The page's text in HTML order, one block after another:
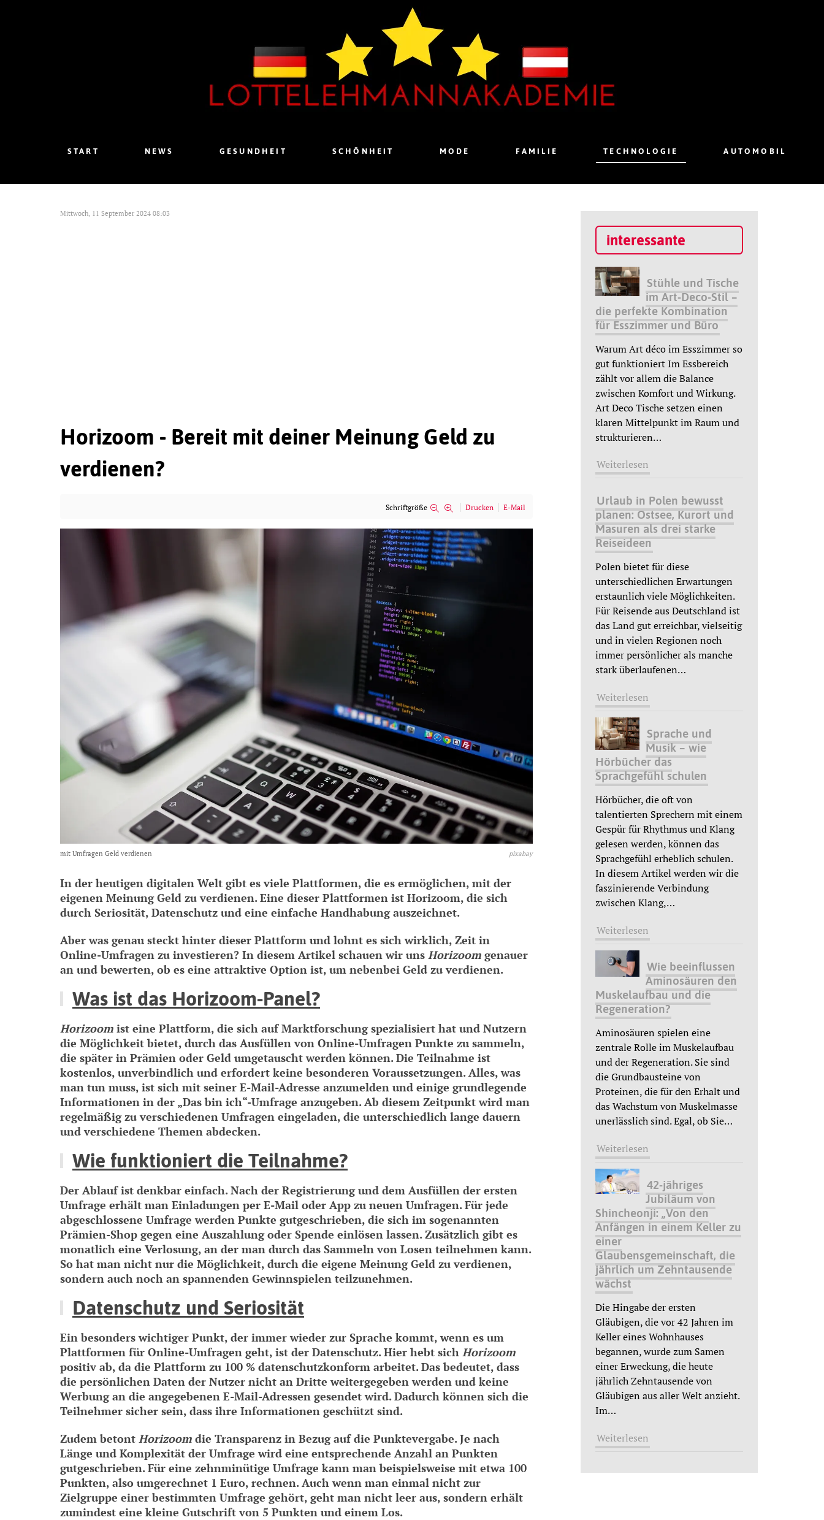
START NEWS GESUNDHEIT SCHÖNHEIT MODE FAMILIE TECHNOLOGIE AUTOMOBIL
Mittwoch, 11 September 2024 08:03
Horizoom - Bereit mit deiner Meinung Geld zu
verdienen?
Schriftgröße Drucken E-Mail
mit Umfragen Geld verdienen pixabay
In der heutigen digitalen Welt gibt es viele Plattformen, die es ermöglichen, mit der
eigenen Meinung Geld zu verdienen. Eine dieser Plattformen ist Horizoom, die sich
durch Seriosität, Datenschutz und eine einfache Handhabung auszeichnet.
Aber was genau steckt hinter dieser Plattform und lohnt es sich wirklich, Zeit in
Online-Umfragen zu investieren? In diesem Artikel schauen wir uns Horizoom genauer
an und bewerten, ob es eine attraktive Option ist, um nebenbei Geld zu verdienen.
Was ist das Horizoom-Panel?
Horizoom ist eine Plattform, die sich auf Marktforschung spezialisiert hat und Nutzern
die Möglichkeit bietet, durch das Ausfüllen von Online-Umfragen Punkte zu sammeln,
die später in Prämien oder Geld umgetauscht werden können. Die Teilnahme ist
kostenlos, unverbindlich und erfordert keine besonderen Voraussetzungen. Alles, was
man tun muss, ist sich mit seiner E-Mail-Adresse anzumelden und einige grundlegende
Informationen in der „Das bin ich“-Umfrage anzugeben. Ab diesem Zeitpunkt wird man
regelmäßig zu verschiedenen Umfragen eingeladen, die unterschiedlich lange dauern
und verschiedene Themen abdecken.
Wie funktioniert die Teilnahme?
Der Ablauf ist denkbar einfach. Nach der Registrierung und dem Ausfüllen der ersten
Umfrage erhält man Einladungen per E-Mail oder App zu neuen Umfragen. Für jede
abgeschlossene Umfrage werden Punkte gutgeschrieben, die sich im sogenannten
Prämien-Shop gegen eine Auszahlung oder Spende einlösen lassen. Zusätzlich gibt es
monatlich eine Verlosung, an der man durch das Sammeln von Losen teilnehmen kann.
So hat man nicht nur die Möglichkeit, durch die eigene Meinung Geld zu verdienen,
sondern auch noch an spannenden Gewinnspielen teilzunehmen.
Datenschutz und Seriosität
Ein besonders wichtiger Punkt, der immer wieder zur Sprache kommt, wenn es um
Plattformen für Online-Umfragen geht, ist der Datenschutz. Hier hebt sich Horizoom
positiv ab, da die Plattform zu 100 % datenschutzkonform arbeitet. Das bedeutet, dass
die persönlichen Daten der Nutzer nicht an Dritte weitergegeben werden und keine
Werbung an die angegebenen E-Mail-Adressen gesendet wird. Dadurch können sich die
Teilnehmer sicher sein, dass ihre Informationen geschützt sind.
Zudem betont Horizoom die Transparenz in Bezug auf die Punktevergabe. Je nach
Länge und Komplexität der Umfrage wird eine entsprechende Anzahl an Punkten
gutgeschrieben. Für eine zehnminütige Umfrage kann man beispielsweise mit etwa 100
Punkten, also umgerechnet 1 Euro, rechnen. Auch wenn man einmal nicht zur
Zielgruppe einer bestimmten Umfrage gehört, geht man nicht leer aus, sondern erhält
zumindest eine kleine Gutschrift von 5 Punkten und einem Los.
interessante
Stühle und Tische
im Art-Deco-Stil –
die perfekte Kombination
für Esszimmer und Büro
Warum Art déco im Esszimmer so
gut funktioniert Im Essbereich
zählt vor allem die Balance
zwischen Komfort und Wirkung.
Art Deco Tische setzen einen
klaren Mittelpunkt im Raum und
strukturieren…
Weiterlesen
Urlaub in Polen bewusst
planen: Ostsee, Kurort und
Masuren als drei starke
Reiseideen
Polen bietet für diese
unterschiedlichen Erwartungen
erstaunlich viele Möglichkeiten.
Für Reisende aus Deutschland ist
das Land gut erreichbar, vielseitig
und in vielen Regionen noch
immer persönlicher als manche
stark überlaufenen…
Weiterlesen
Sprache und
Musik – wie
Hörbücher das
Sprachgefühl schulen
Hörbücher, die oft von
talentierten Sprechern mit einem
Gespür für Rhythmus und Klang
gelesen werden, können das
Sprachgefühl erheblich schulen.
In diesem Artikel werden wir die
faszinierende Verbindung
zwischen Klang,…
Weiterlesen
Wie beeinflussen
Aminosäuren den
Muskelaufbau und die
Regeneration?
Aminosäuren spielen eine
zentrale Rolle im Muskelaufbau
und der Regeneration. Sie sind
die Grundbausteine von
Proteinen, die für den Erhalt und
das Wachstum von Muskelmasse
unerlässlich sind. Egal, ob Sie…
Weiterlesen
42-jähriges
Jubiläum von
Shincheonji: „Von den
Anfängen in einem Keller zu
einer
Glaubensgemeinschaft, die
jährlich um Zehntausende
wächst
Die Hingabe der ersten
Gläubigen, die vor 42 Jahren im
Keller eines Wohnhauses
begannen, wurde zum Samen
einer Erweckung, die heute
jährlich Zehntausende von
Gläubigen aus aller Welt anzieht.
Im…
Weiterlesen